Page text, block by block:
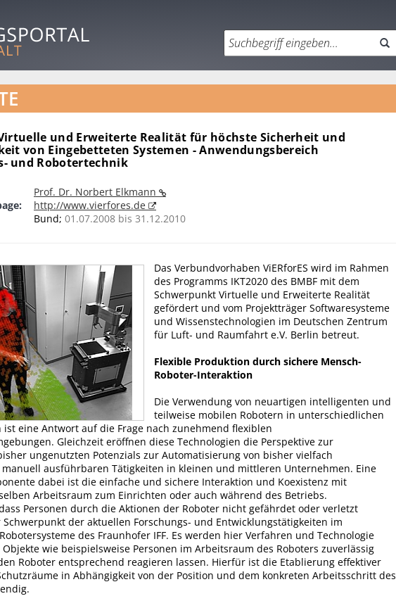
Virtuelle und Erweiterte Realität für höchste Sicherheit und
von Eingebetteten Systemen - Anwendungsbereich
und Robotertechnik
Prof. Dr. Norbert Elkmann
http://www.vierfores.de
Bund; 01.07.2008 bis 31.12.2010
Das Verbundvorhaben ViERforES wird im Rahmen
des Programms IKT2020 des BMBF mit dem
Schwerpunkt Virtuelle und Erweiterte Realität
gefördert und vom Projektträger Softwaresysteme
und Wissenstechnologien im Deutschen Zentrum
für Luft- und Raumfahrt e.V. Berlin betreut.
Flexible Produktion durch sichere Mensch-
Roboter-Interaktion
Die Verwendung von neuartigen intelligenten und
teilweise mobilen Robotern in unterschiedlichen
ist eine Antwort auf die Frage nach zunehmend flexiblen
Gleichzeit eröffnen diese Technologien die Perspektive zur
ungenutzten Potenzials zur Automatisierung von bisher vielfach
ausführbaren Tätigkeiten in kleinen und mittleren Unternehmen. Eine
dabei ist die einfache und sichere Interaktion und Koexistenz mit
Arbeitsraum zum Einrichten oder auch während des Betriebs.
Personen durch die Aktionen der Roboter nicht gefährdet oder verletzt
der aktuellen Forschungs- und Entwicklungstätigkeiten im
des Fraunhofer IFF. Es werden hier Verfahren und Technologie
wie beispielsweise Personen im Arbeitsraum des Roboters zuverlässig
Roboter entsprechend reagieren lassen. Hierfür ist die Etablierung effektiver
in Abhängigkeit von der Position und dem konkreten Arbeitsschritt des